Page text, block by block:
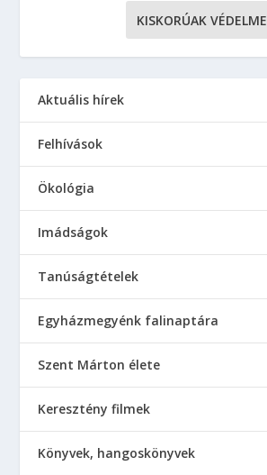
KISKORÚAK VÉDELME
Aktuális hírek
Felhívások
Ökológia
Imádságok
Tanúságtételek
Egyházmegyénk falinaptára
Szent Márton élete
Keresztény filmek
Könyvek, hangoskönyvek